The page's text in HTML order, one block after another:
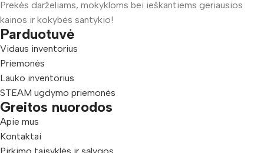
Prekės darželiams, mokykloms bei ieškantiems geriausios
kainos ir kokybės santykio!
Parduotuvė
Vidaus inventorius
Priemonės
Lauko inventorius
STEAM ugdymo priemonės
Greitos nuorodos
Apie mus
Kontaktai